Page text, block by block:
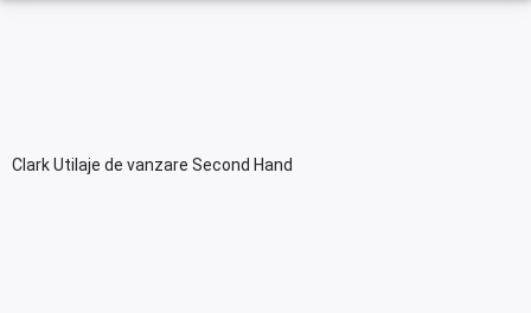
Clark Utilaje de vanzare Second Hand